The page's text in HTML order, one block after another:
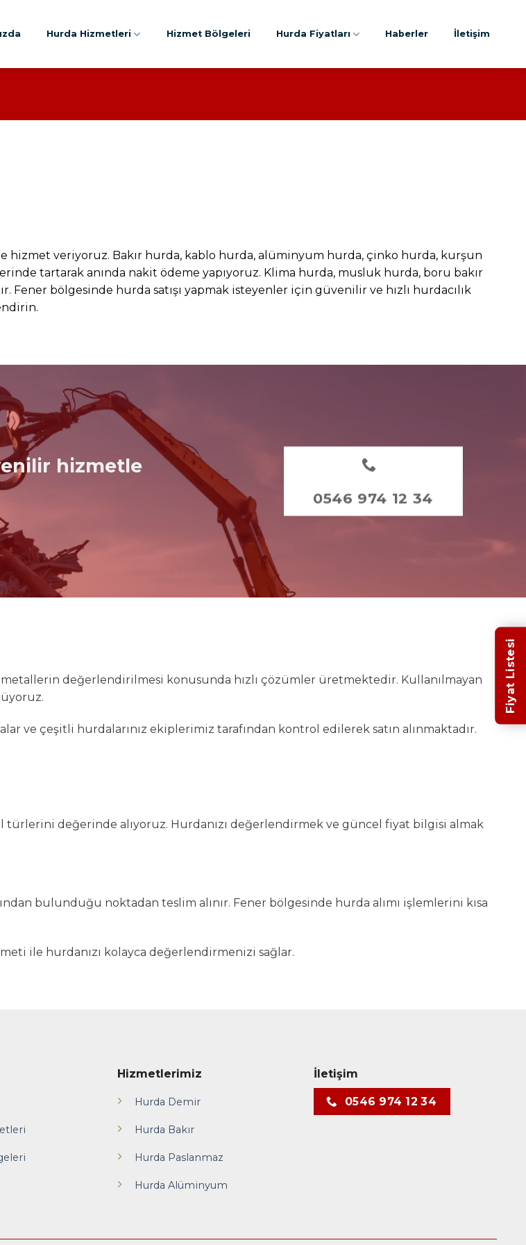
Hurda Hizmetleri Hizmet Bölgeleri Hurda Fiyatları Haberler İletişim
hizmet veriyoruz. Bakır hurda, kablo hurda, alüminyum hurda, çinko hurda, kurşun
tartarak anında nakit ödeme yapıyoruz. Klima hurda, musluk hurda, boru bakır
Fener bölgesinde hurda satışı yapmak isteyenler için güvenilir ve hızlı hurdacılık
hizmetle
0546 974 12 34
değerlendirilmesi konusunda hızlı çözümler üretmektedir. Kullanılmayan
ve çeşitli hurdalarınız ekiplerimiz tarafından kontrol edilerek satın alınmaktadır.
değerinde alıyoruz. Hurdanızı değerlendirmek ve güncel fiyat bilgisi almak
bulunduğu noktadan teslim alınır. Fener bölgesinde hurda alımı işlemlerini kısa
ile hurdanızı kolayca değerlendirmenizi sağlar.
Hizmetlerimiz
Hurda Demir
Hurda Bakır
Hurda Paslanmaz
Hurda Alüminyum
İletişim
0546 974 12 34
Fiyat Listesi